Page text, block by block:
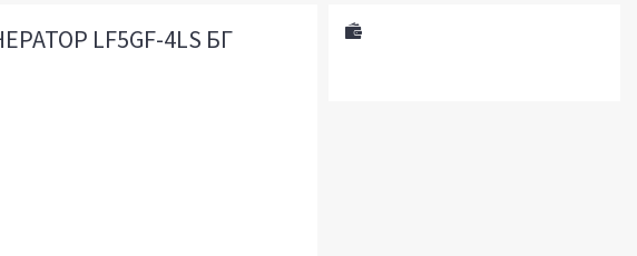
LF5GF-4LS БГ